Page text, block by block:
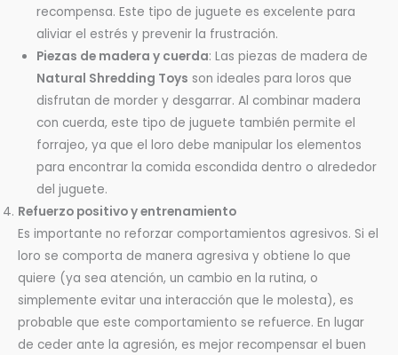
recompensa. Este tipo de juguete es excelente para
aliviar el estrés y prevenir la frustración.
Piezas de madera y cuerda: Las piezas de madera de
Natural Shredding Toys son ideales para loros que
disfrutan de morder y desgarrar. Al combinar madera
con cuerda, este tipo de juguete también permite el
forrajeo, ya que el loro debe manipular los elementos
para encontrar la comida escondida dentro o alrededor
del juguete.
Refuerzo positivo y entrenamiento
Es importante no reforzar comportamientos agresivos. Si el
loro se comporta de manera agresiva y obtiene lo que
quiere (ya sea atención, un cambio en la rutina, o
simplemente evitar una interacción que le molesta), es
probable que este comportamiento se refuerce. En lugar
de ceder ante la agresión, es mejor recompensar el buen